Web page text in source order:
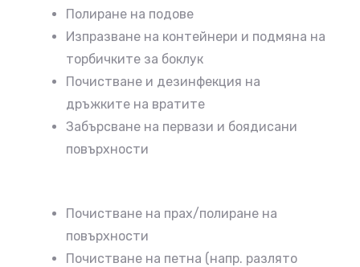
Полиране на подове
Изпразване на контейнери и подмяна на
торбичките за боклук
Почистване и дезинфекция на
дръжките на вратите
Забърсване на первази и боядисани
повърхности
Почистване на прах/полиране на
повърхности
Почистване на петна (напр. разлято